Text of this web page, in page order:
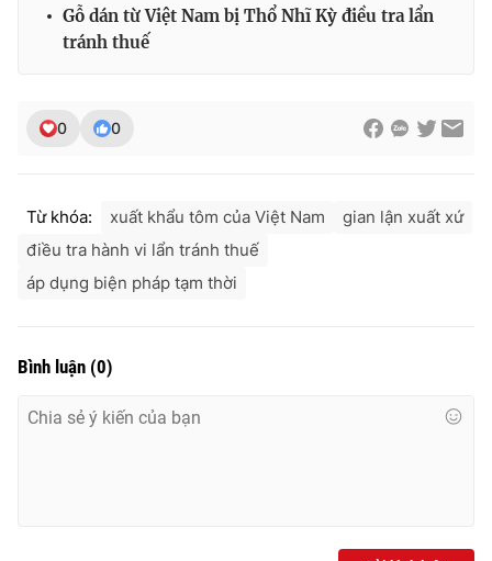
Phó Tổng Biên tập:Nguyễn Thị Mỹ Hạnh, Phạm Quốc Thắng,
Nguyễn Trọng Ninh
Email:toasoan@vtv.vn
Gỗ dán từ Việt Nam bị Thổ Nhĩ Kỳ điều tra lẩn
tránh thuế
0 0
Từ khóa: xuất khẩu tôm của Việt Nam
gian lận xuất xứ
điều tra hành vi lẩn tránh thuế
áp dụng biện pháp tạm thời
Bình luận (0)